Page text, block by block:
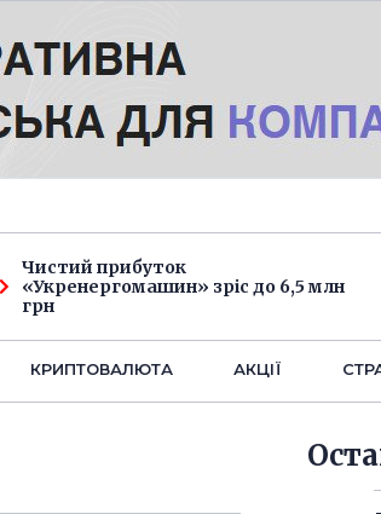
Чистий прибуток
«Укренергомашин» зріс до 6,5 млн
грн
КРИПТОВАЛЮТА АКЦІЇ